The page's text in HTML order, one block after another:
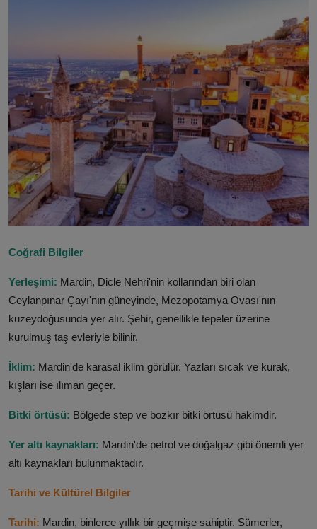
Coğrafi Bilgiler
Yerleşimi: Mardin, Dicle Nehri'nin kollarından biri olan
Ceylanpınar Çayı'nın güneyinde, Mezopotamya Ovası'nın
kuzeydoğusunda yer alır. Şehir, genellikle tepeler üzerine
kurulmuş taş evleriyle bilinir.
İklim: Mardin'de karasal iklim görülür. Yazları sıcak ve kurak,
kışları ise ılıman geçer.
Bitki örtüsü: Bölgede step ve bozkır bitki örtüsü hakimdir.
Yer altı kaynakları: Mardin'de petrol ve doğalgaz gibi önemli yer
altı kaynakları bulunmaktadır.
Tarihi ve Kültürel Bilgiler
Tarihi: Mardin, binlerce yıllık bir geçmişe sahiptir. Sümerler,